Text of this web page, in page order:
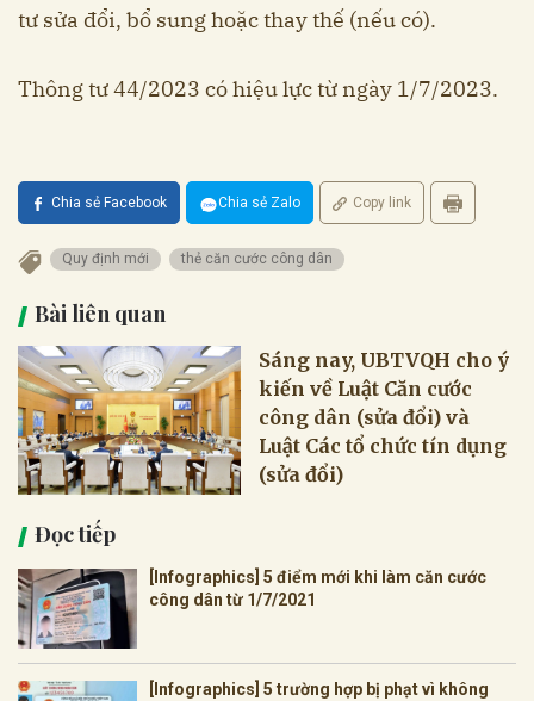
tư sửa đổi, bổ sung hoặc thay thế (nếu có).
Thông tư 44/2023 có hiệu lực từ ngày 1/7/2023.
Chia sẻ Facebook Chia sẻ Zalo Copy link
Quy định mới thẻ căn cước công dân
Bài liên quan
Sáng nay, UBTVQH cho ý
kiến về Luật Căn cước
công dân (sửa đổi) và
Luật Các tổ chức tín dụng
(sửa đổi)
Đọc tiếp
[Infographics] 5 điểm mới khi làm căn cước
công dân từ 1/7/2021
[Infographics] 5 trường hợp bị phạt vì không